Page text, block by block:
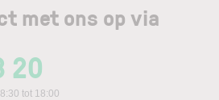
met ons op via
20
tot 18:00